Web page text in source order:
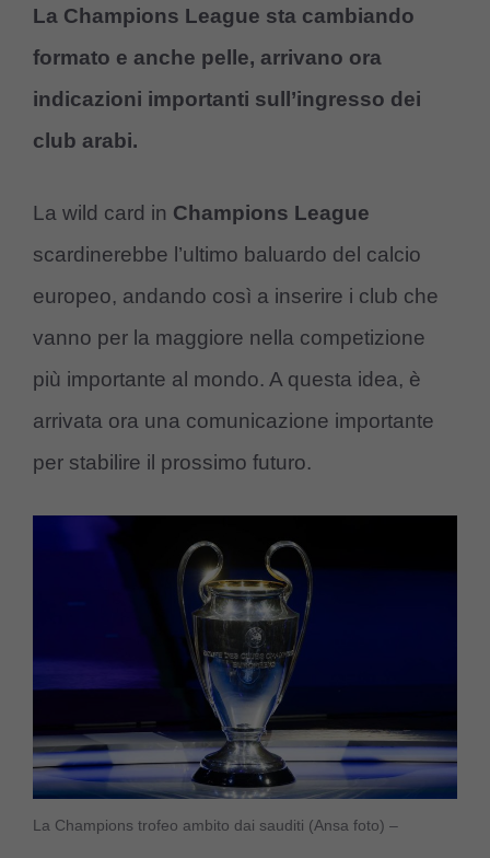
La Champions League sta cambiando
formato e anche pelle, arrivano ora
indicazioni importanti sull’ingresso dei
club arabi.
La wild card in Champions League
scardinerebbe l’ultimo baluardo del calcio
europeo, andando così a inserire i club che
vanno per la maggiore nella competizione
più importante al mondo. A questa idea, è
arrivata ora una comunicazione importante
per stabilire il prossimo futuro.
La Champions trofeo ambito dai sauditi (Ansa foto) –